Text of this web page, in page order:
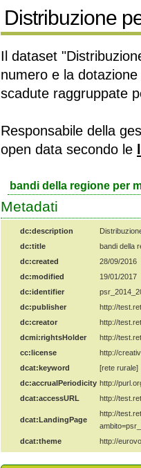
Distribuzione
Il dataset
numero e la
scadute raggruppate
Responsabile della
open data secondo le